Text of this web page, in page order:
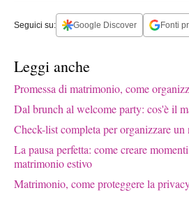
Seguici su: Google Discover Fonti
Leggi anche
Promessa di matrimonio, come
Dal brunch al welcome party: cos'è il
Check-list completa per organizzare
La pausa perfetta: come creare
matrimonio estivo
Matrimonio, come proteggere la